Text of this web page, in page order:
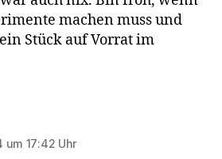
machen muss und
Stück auf Vorrat im
um 17:42 Uhr